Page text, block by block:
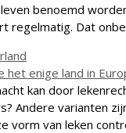
benoemd
regelmatig. Dat
het enige land in
kan door
Andere varianten
vorm van leken